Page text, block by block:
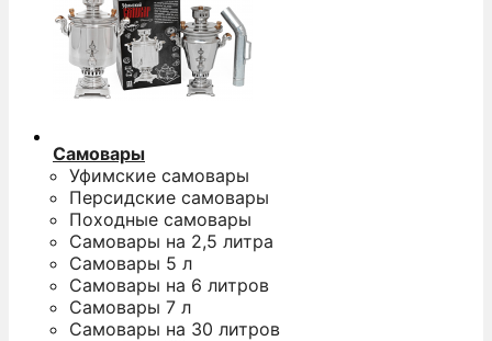
Самовары
Уфимские самовары
Персидские самовары
Походные самовары
Самовары на 2,5 литра
Самовары 5 л
Самовары на 6 литров
Самовары 7 л
Самовары на 30 литров